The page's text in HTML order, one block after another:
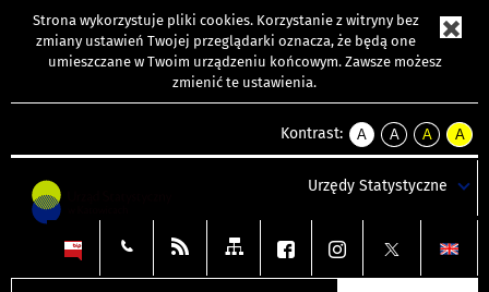
Strona wykorzystuje pliki cookies. Korzystanie z witryny bez
zmiany ustawień Twojej przeglądarki oznacza, że będą one
umieszczane w Twoim urządzeniu końcowym. Zawsze możesz
zmienić te ustawienia.
Kontrast:
A
kontrast
A
kontrast
tekst
czarnym
A
kontrast
tekst
czarnym
A
tekst
żółtym
Urzędy Statystyczne